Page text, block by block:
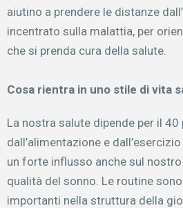
aiutino a prendere le distanze
incentrato sulla malattia, per
che si prenda cura della salute.
Cosa rientra in uno stile di vita
La nostra salute dipende per il 40
dall’alimentazione e
un forte influsso anche sul
qualità del sonno. Le routine
importanti nella struttura della